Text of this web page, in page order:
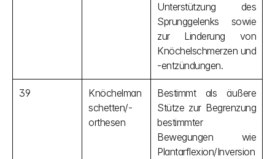
Unterstützung des
Sprunggelenks sowie
zur Linderung von
Knöchelschmerzen und
-entzündungen.
39
Knöchelman
schetten/-
orthesen
Bestimmt als äußere
Stütze zur Begrenzung
bestimmter
Bewegungen wie
Plantarflexion/Inversion